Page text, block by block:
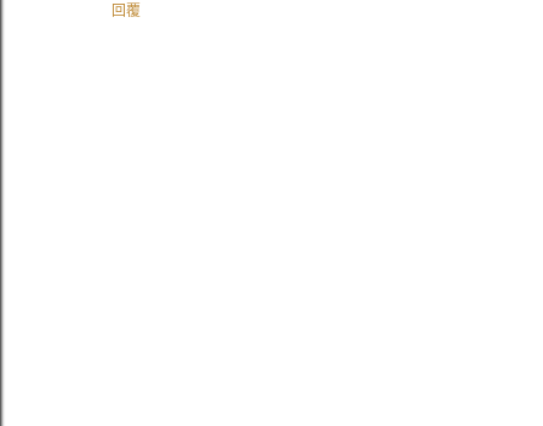
回覆